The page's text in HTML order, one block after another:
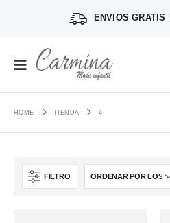
ENVIOS GRATIS
HOME TIENDA 4
FILTRO